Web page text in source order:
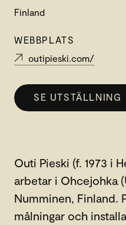
Finland
WEBBPLATS
outipieski.com/
SE UTSTÄLLNING
Outi Pieski (f. 1973 i
arbetar i Ohcejohka
Numminen, Finland.
målningar och